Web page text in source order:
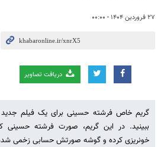
۲۷ فروردین ۱۴۰۴ - ۰۰:۰۰
دریافت تصاویر
گریم خاص فرشته حسینی برای یک فیلم
ببینید. در این گریم، صورت فرشته
خونریزی کرده و گوشه صورتش حسابی زخمی